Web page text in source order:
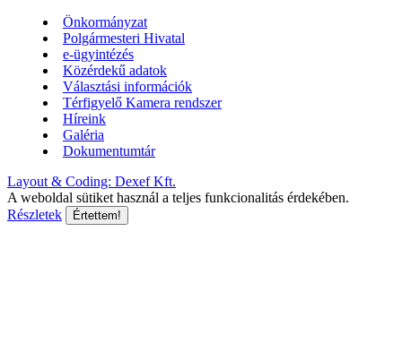
Önkormányzat
Polgármesteri Hivatal
e-ügyintézés
Közérdekű adatok
Választási információk
Térfigyelő Kamera rendszer
Híreink
Galéria
Dokumentumtár
Layout & Coding: Dexef Kft.
A weboldal sütiket használ a teljes funkcionalitás érdekében.
Részletek